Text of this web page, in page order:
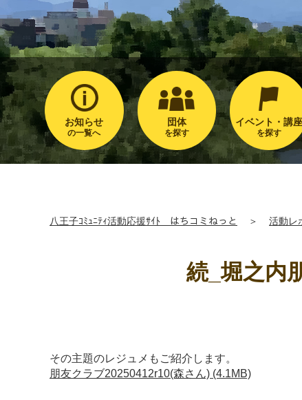
お知らせ
の一覧へ
団体
を探す
イベント・講座
を探す
八王子ｺﾐｭﾆﾃｨ活動応援ｻｲﾄ はちコミねっと ＞ 活動レ
続_堀之内
その主題のレジュメもご紹介します。
朋友クラブ20250412r10(森さん) (4.1MB)